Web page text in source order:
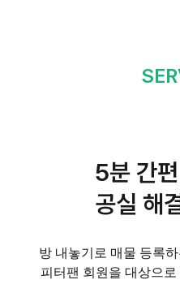
5분 간
공실 해
방 내놓기로 매물 등록
피터팬 회원을 대상으